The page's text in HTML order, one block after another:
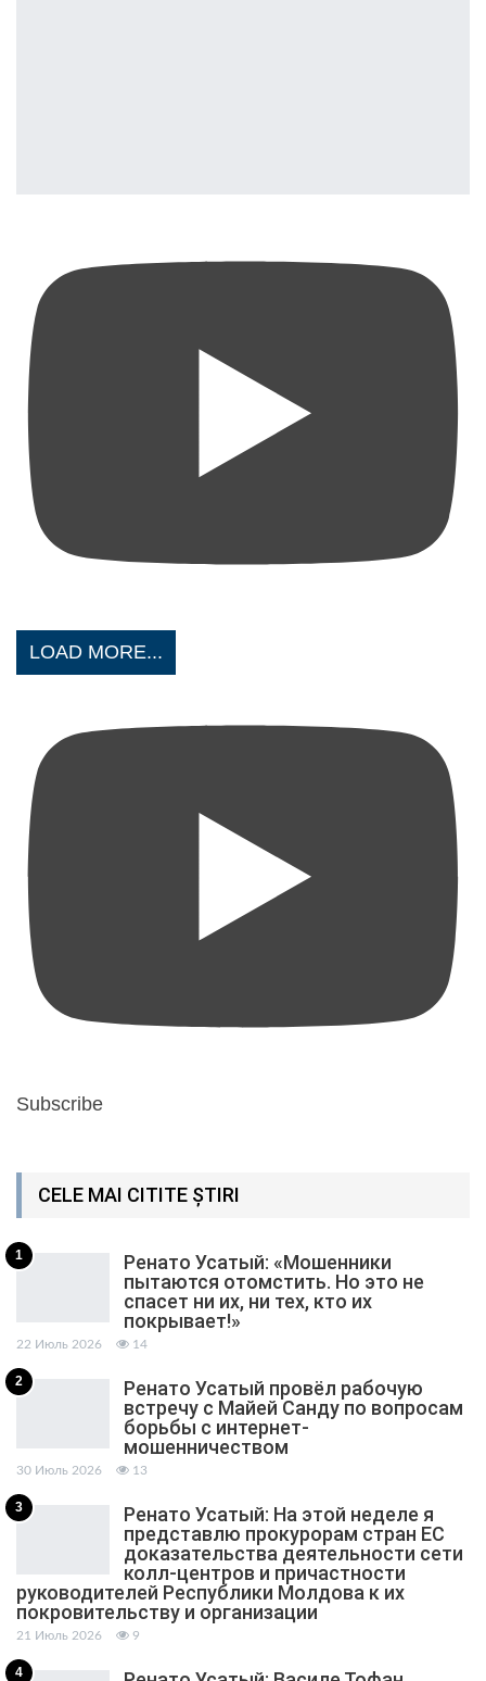
LOAD MORE...
Subscribe
CELE MAI CITITE ȘTIRI
1
Ренато Усатый: «Мошенники
пытаются отомстить. Но это не
спасет ни их, ни тех, кто их
покрывает!»
22 Июль 2026 14
2
Ренато Усатый провёл рабочую
встречу с Майей Санду по вопросам
борьбы с интернет-
мошенничеством
30 Июль 2026 13
3
Ренато Усатый: На этой неделе я
представлю прокурорам стран ЕС
доказательства деятельности сети
колл-центров и причастности
руководителей Республики Молдова к их
покровительству и организации
21 Июль 2026 9
4